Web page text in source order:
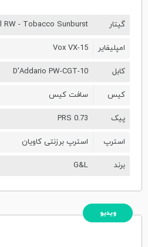
گیتار RW - Tobacco Sunburst
امپلیفایر Vox VX-15
کابل D'Addario PW-CGT-10
کیس سافت کیس
پیک PRS 0.73
استرپ استرپ برزنتی کاویان
برند G&L
ویدیو